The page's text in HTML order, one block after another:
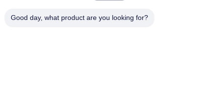
Good day, what product are you looking for?